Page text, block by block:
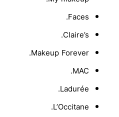
Faces.
Claire’s.
Makeup Forever.
MAC.
Ladurée.
L’Occitane.